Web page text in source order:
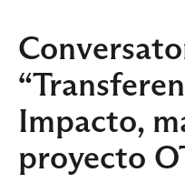
Impacto,
proyecto